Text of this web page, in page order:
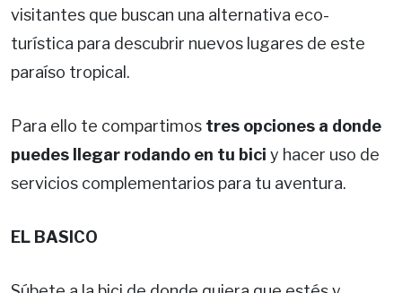
visitantes que buscan una alternativa eco-
turística para descubrir nuevos lugares de este
paraíso tropical.
Para ello te compartimos tres opciones a donde
puedes llegar rodando en tu bici y hacer uso de
servicios complementarios para tu aventura.
EL BASICO